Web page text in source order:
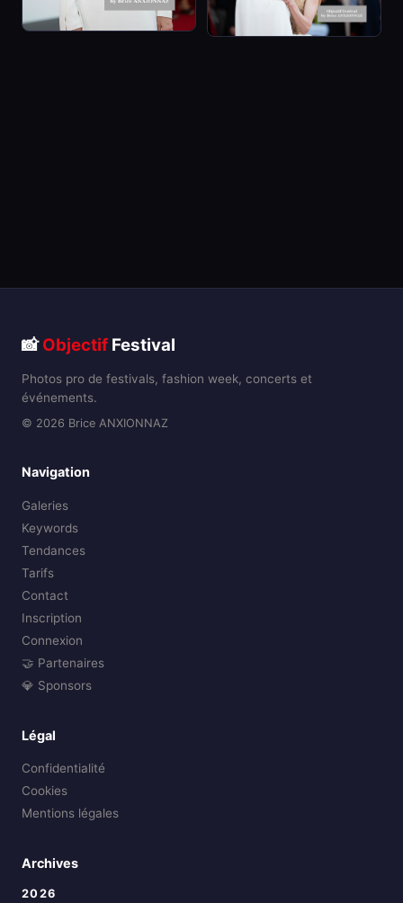
📸Objectif Festival
Photos pro de festivals, fashion week, concerts et
événements.
© 2026 Brice ANXIONNAZ
Navigation
Galeries
Keywords
Tendances
Tarifs
Contact
Inscription
Connexion
🤝 Partenaires
💎 Sponsors
Légal
Confidentialité
Cookies
Mentions légales
Archives
2026